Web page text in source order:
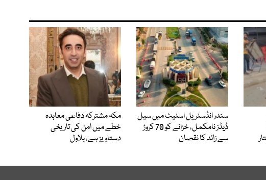
سندر انڈسٹریل اسٹیٹ میں سیل
ڈیڈز نامکمل، خزانے کو 70 کروڑ
سے زائد کا نقصان
مکہ مشترکہ دفاعی معاہدہ
خطے میں امن کی تاریخی
دستاویز ہے، بلاول